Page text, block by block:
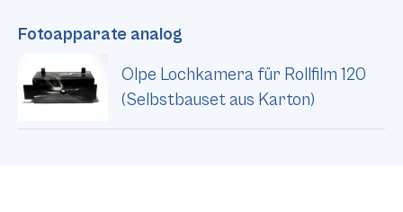
Fotoapparate analog
Olpe Lochkamera für Rollfilm 120
(Selbstbauset aus Karton)